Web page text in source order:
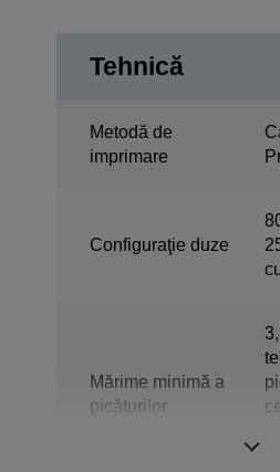
Tehnică
Metodă de
imprimare
Configuraţie duze
Mărime minimă a
picăturilor